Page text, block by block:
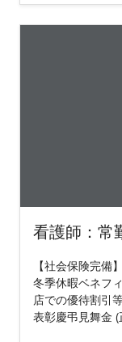
看護師：常
【社会保険完備
冬季休暇ベネフ
店での優待割引
表彰慶弔見舞金 (